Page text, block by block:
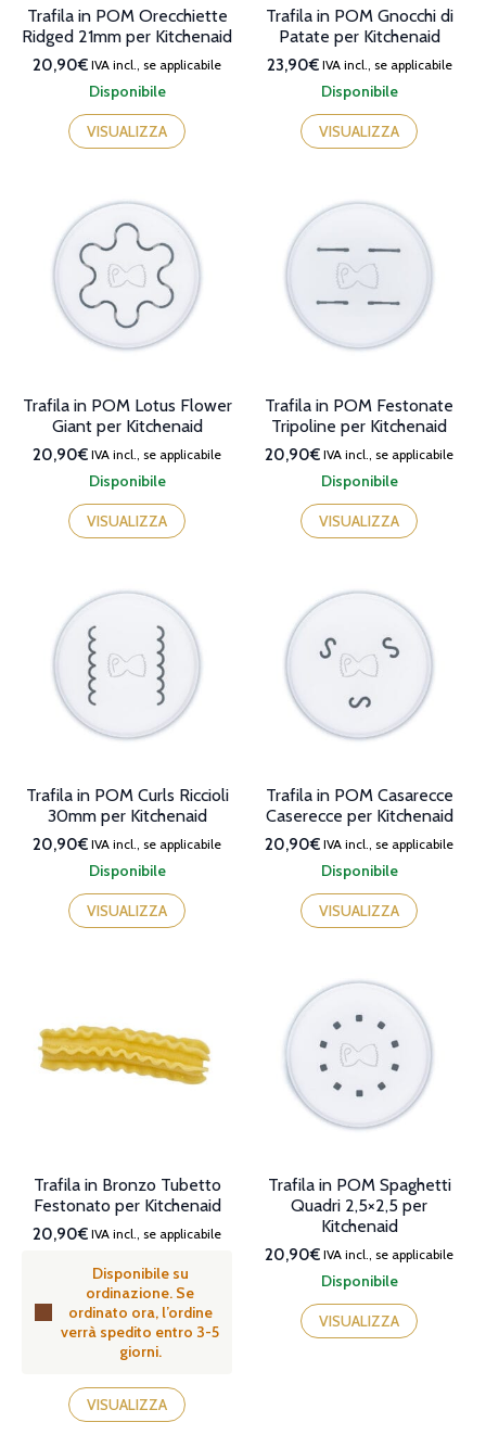
Disponibile
Trafila in POM Orecchiette
Ridged 21mm per Kitchenaid
20,90€ IVA incl., se applicabile
VISUALIZZA
Disponibile
Trafila in POM Gnocchi di
Patate per Kitchenaid
23,90€IVA incl., se applicabile
VISUALIZZA
Disponibile
Trafila in POM Lotus Flower
Giant per Kitchenaid
20,90€ IVA incl., se applicabile
VISUALIZZA
Disponibile
Trafila in POM Festonate
Tripoline per Kitchenaid
20,90€ IVA incl., se applicabile
VISUALIZZA
Disponibile
Trafila in POM Curls Riccioli
30mm per Kitchenaid
20,90€ IVA incl., se applicabile
VISUALIZZA
Disponibile
Trafila in POM Casarecce
Caserecce per Kitchenaid
20,90€ IVA incl., se applicabile
VISUALIZZA
Disponibile su
ordinazione. Se
ordinato ora, l’ordine
verrà spedito entro 3-5
giorni.
Trafila in Bronzo Tubetto
Festonato per Kitchenaid
20,90€ IVA incl., se applicabile
VISUALIZZA
Disponibile
Trafila in POM Spaghetti
Quadri 2,5×2,5 per
Kitchenaid
20,90€ IVA incl., se applicabile
VISUALIZZA